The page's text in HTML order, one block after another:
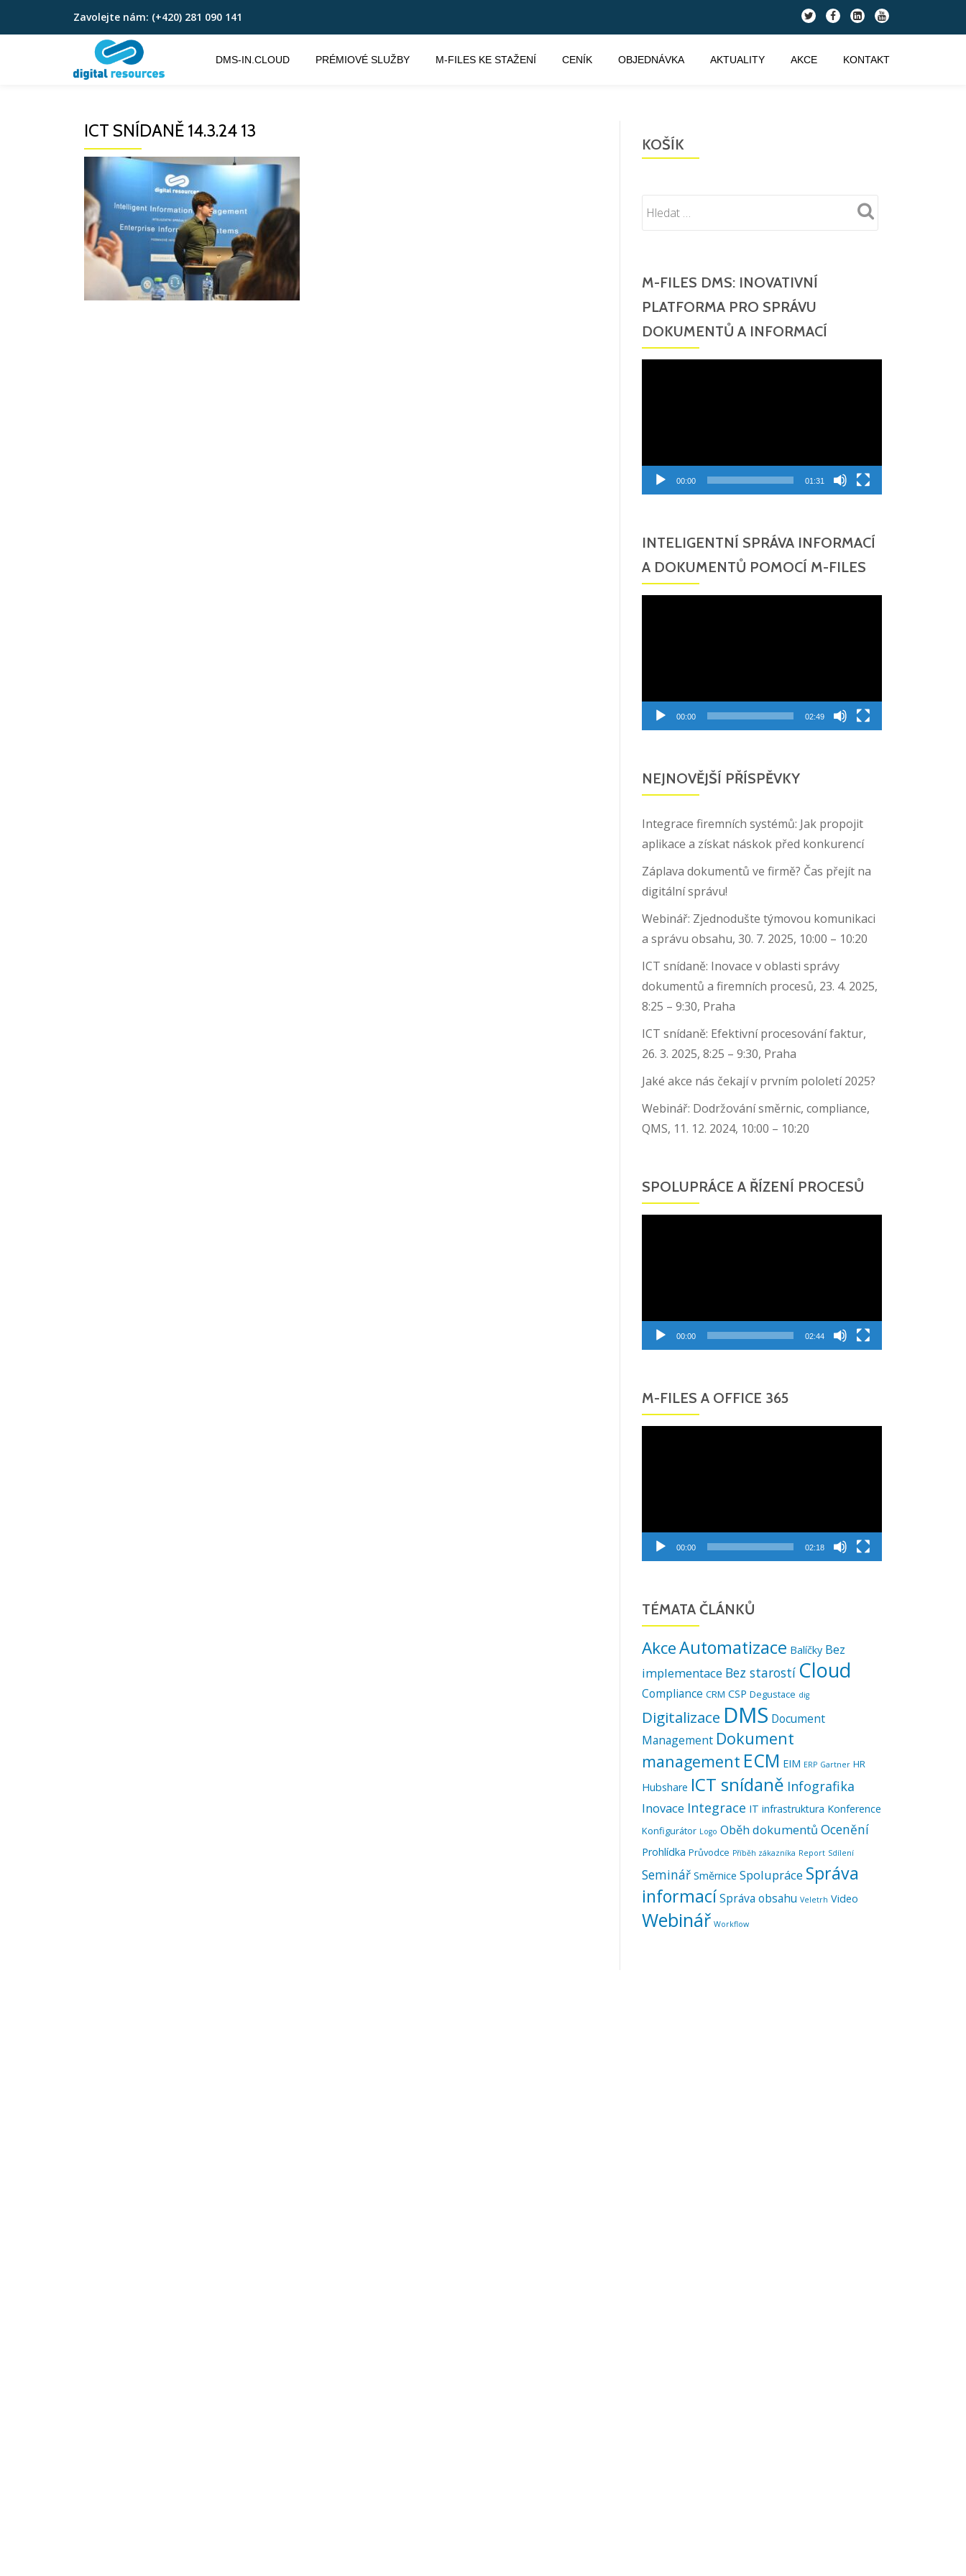
Přeskočit
Zavolejte nám: (+420) 281 090 141
fa-
twitter
fa-
facebook
fa-
linkedin-
square
fa-
youtube
DMS-IN.CLOUD PRÉMIOVÉ SLUŽBY M-FILES KE STAŽENÍ CENÍK OBJEDNÁVKA AKTUALITY AKCE KONTAKT
ICT SNÍDANĚ 14.3.24 13
KOŠÍK
M-FILES DMS: INOVATIVNÍ
PLATFORMA PRO SPRÁVU
DOKUMENTŮ A INFORMACÍ
00:00 01:31
INTELIGENTNÍ SPRÁVA INFORMACÍ
A DOKUMENTŮ POMOCÍ M-FILES
00:00 02:49
NEJNOVĚJŠÍ PŘÍSPĚVKY
Integrace firemních systémů: Jak propojit
aplikace a získat náskok před konkurencí
Záplava dokumentů ve firmě? Čas přejít na
digitální správu!
Webinář: Zjednodušte týmovou komunikaci
a správu obsahu, 30. 7. 2025, 10:00 – 10:20
ICT snídaně: Inovace v oblasti správy
dokumentů a firemních procesů, 23. 4. 2025,
8:25 – 9:30, Praha
ICT snídaně: Efektivní procesování faktur,
26. 3. 2025, 8:25 – 9:30, Praha
Jaké akce nás čekají v prvním pololetí 2025?
Webinář: Dodržování směrnic, compliance,
QMS, 11. 12. 2024, 10:00 – 10:20
SPOLUPRÁCE A ŘÍZENÍ PROCESŮ
00:00 02:44
M-FILES A OFFICE 365
00:00 02:18
TÉMATA ČLÁNKŮ
AkceAutomatizace Balíčky Bez
implementace Bez starostí Cloud
Compliance CRM CSP Degustace dig
Digitalizace DMS Document
Management Dokument
management ECM EIM ERP Gartner HR
Hubshare ICT snídaně Infografika
Inovace Integrace IT infrastruktura Konference
Konfigurátor Logo Oběh dokumentů Ocenění
Prohlídka Průvodce Příběh zákazníka Report Sdílení
Seminář Směrnice Spolupráce Správa
informacíSpráva obsahu Veletrh Video
Webinář Workflow